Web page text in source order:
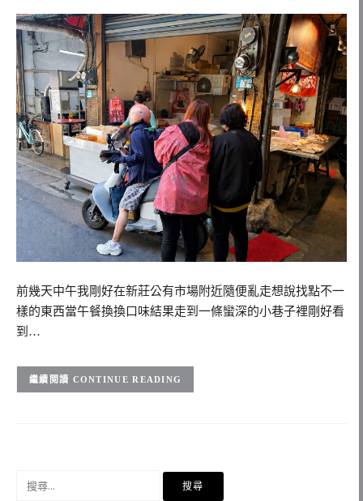
前幾天中午我剛好在新莊公有市場附近隨便亂走想說找點不一
樣的東西當午餐換換口味結果走到一條蠻深的小巷子裡剛好看
到…
CONTINUE READING